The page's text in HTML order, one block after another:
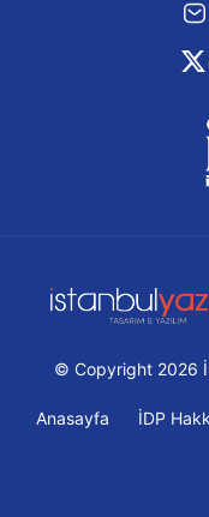
© Copyright 2026
Anasayfa İDP